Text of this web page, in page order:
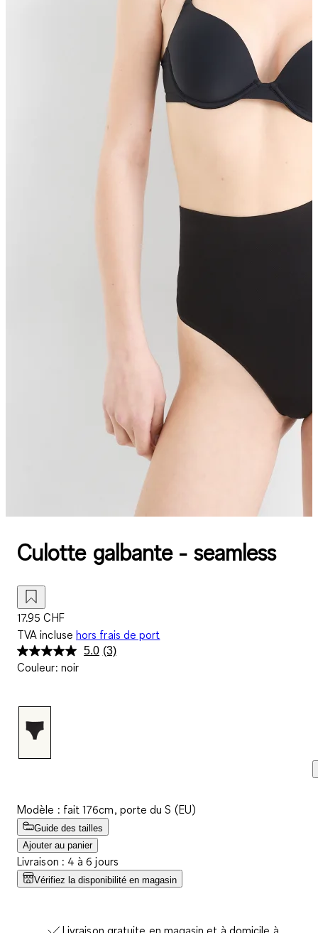
Culotte galbante - seamless
17.95 CHF
TVA incluse hors frais de port
5.0 Lire
(3)
Couleur: noir
Modèle : fait 176cm, porte du S (EU)
Guide des tailles
Ajouter au panier
Livraison : 4 à 6 jours
Vérifiez la disponibilité en magasin
Livraison gratuite en magasin et à domicile à